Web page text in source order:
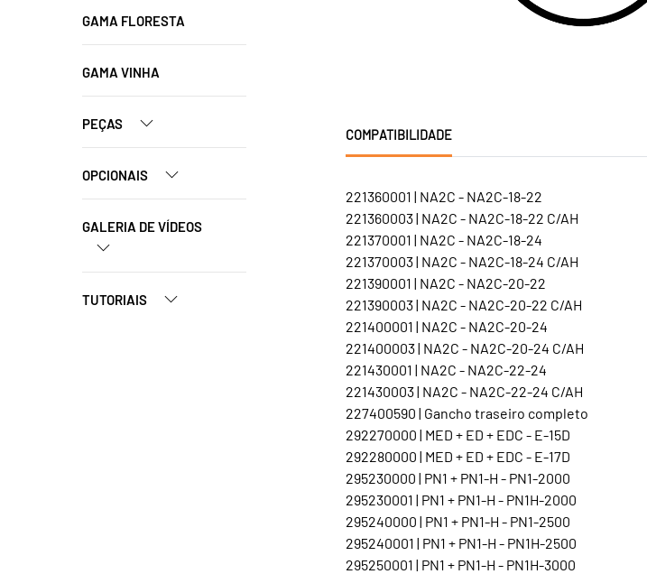
GAMA FLORESTA
GAMA VINHA
PEÇAS
OPCIONAIS
GALERIA DE VÍDEOS
TUTORIAIS
COMPATIBILIDADE
221360001 | NA2C - NA2C-18-22
221360003 | NA2C - NA2C-18-22 C/AH
221370001 | NA2C - NA2C-18-24
221370003 | NA2C - NA2C-18-24 C/AH
221390001 | NA2C - NA2C-20-22
221390003 | NA2C - NA2C-20-22 C/AH
221400001 | NA2C - NA2C-20-24
221400003 | NA2C - NA2C-20-24 C/AH
221430001 | NA2C - NA2C-22-24
221430003 | NA2C - NA2C-22-24 C/AH
227400590 | Gancho traseiro completo
292270000 | MED + ED + EDC - E-15D
292280000 | MED + ED + EDC - E-17D
295230000 | PN1 + PN1-H - PN1-2000
295230001 | PN1 + PN1-H - PN1H-2000
295240000 | PN1 + PN1-H - PN1-2500
295240001 | PN1 + PN1-H - PN1H-2500
295250001 | PN1 + PN1-H - PN1H-3000